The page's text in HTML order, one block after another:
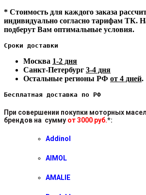
* Стоимость для каждого заказа
индивидуально согласно тарифам ТК.
подберут Вам оптимальные условия.
Сроки доставки
Москва 1-2 дня
Санкт-Петербург 3-4 дня
Остальные регионы РФ от 4 дней.
Бесплатная доставка по РФ
При совершении покупки моторных
брендов на сумму от 3000 руб.*:
Addinol
AIMOL
AMALIE